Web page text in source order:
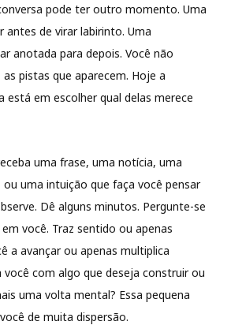
pode ter outro momento. Uma
antes de virar labirinto. Uma
anotada para depois. Você não
pistas que aparecem. Hoje a
está em escolher qual delas merece
uma frase, uma notícia, uma
uma intuição que faça você pensar
Dê alguns minutos. Pergunte-se
você. Traz sentido ou apenas
a avançar ou apenas multiplica
você com algo que deseja construir ou
uma volta mental? Essa pequena
de muita dispersão.